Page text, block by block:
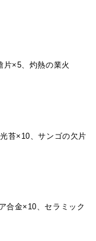
×5、灼熱の業火
苔×10、サンゴの欠片
合金×10、セラミック